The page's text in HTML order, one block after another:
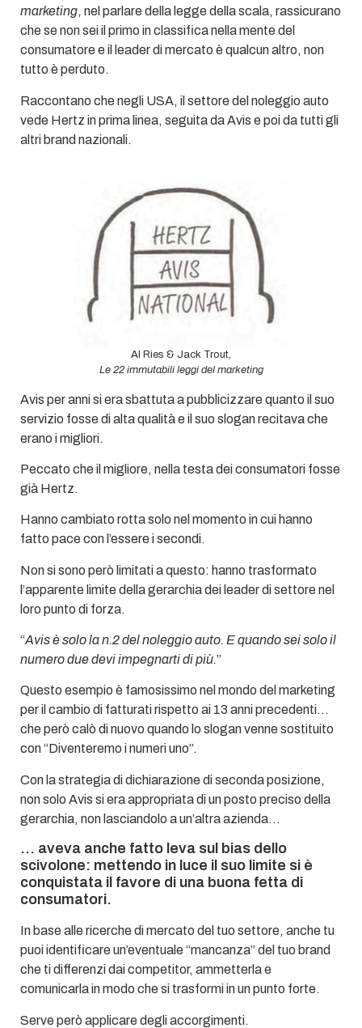
marketing, nel parlare della legge della scala, rassicurano
che se non sei il primo in classifica nella mente del
consumatore e il leader di mercato è qualcun altro, non
tutto è perduto.
Raccontano che negli USA, il settore del noleggio auto
vede Hertz in prima linea, seguita da Avis e poi da tutti gli
altri brand nazionali.
Al Ries & Jack Trout,
Le 22 immutabili leggi del marketing
Avis per anni si era sbattuta a pubblicizzare quanto il suo
servizio fosse di alta qualità e il suo slogan recitava che
erano i migliori.
Peccato che il migliore, nella testa dei consumatori fosse
già Hertz.
Hanno cambiato rotta solo nel momento in cui hanno
fatto pace con l’essere i secondi.
Non si sono però limitati a questo: hanno trasformato
l’apparente limite della gerarchia dei leader di settore nel
loro punto di forza.
“Avis è solo la n.2 del noleggio auto. E quando sei solo il
numero due devi impegnarti di più.”
Questo esempio è famosissimo nel mondo del marketing
per il cambio di fatturati rispetto ai 13 anni precedenti…
che però calò di nuovo quando lo slogan venne sostituito
con “Diventeremo i numeri uno”.
Con la strategia di dichiarazione di seconda posizione,
non solo Avis si era appropriata di un posto preciso della
gerarchia, non lasciandolo a un’altra azienda…
… aveva anche fatto leva sul bias dello
scivolone: mettendo in luce il suo limite si è
conquistata il favore di una buona fetta di
consumatori.
In base alle ricerche di mercato del tuo settore, anche tu
puoi identificare un’eventuale “mancanza” del tuo brand
che ti differenzi dai competitor, ammetterla e
comunicarla in modo che si trasformi in un punto forte.
Serve però applicare degli accorgimenti.